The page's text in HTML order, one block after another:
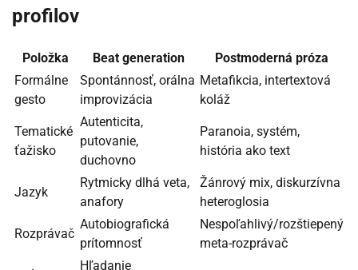
profilov
Položka Beat generation
Postmoderná próza
Formálne
gesto
Spontánnosť, orálna
improvizácia
Metafikcia, intertextová
koláž
Tematické
ťažisko
Autenticita,
putovanie,
duchovno
Paranoia, systém,
história ako text
Jazyk
Rytmicky dlhá veta,
anafory
Žánrový mix, diskurzívna
heteroglosia
Rozprávač
Autobiografická
prítomnosť
Nespoľahlivý/rozštiepený
meta-rozprávač
Hľadanie